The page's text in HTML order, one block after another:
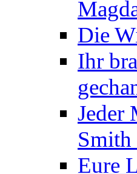
Die
Ihr
Jeder
Smith
Eure